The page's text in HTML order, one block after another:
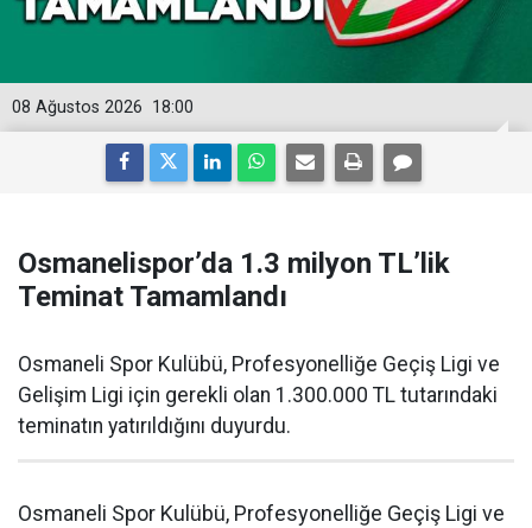
18:00
08 Ağustos 2026
Osmanelispor’da 1.3 milyon TL’lik
Teminat Tamamlandı
Osmaneli Spor Kulübü, Profesyonelliğe Geçiş Ligi ve
Gelişim Ligi için gerekli olan 1.300.000 TL tutarındaki
teminatın yatırıldığını duyurdu.
Osmaneli Spor Kulübü, Profesyonelliğe Geçiş Ligi ve